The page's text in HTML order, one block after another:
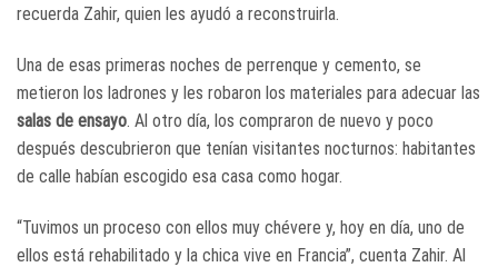
recuerda Zahir, quien les ayudó a reconstruirla.
Una de esas primeras noches de perrenque y cemento, se
metieron los ladrones y les robaron los materiales para adecuar las
salas de ensayo. Al otro día, los compraron de nuevo y poco
después descubrieron que tenían visitantes nocturnos: habitantes
de calle habían escogido esa casa como hogar.
“Tuvimos un proceso con ellos muy chévere y, hoy en día, uno de
ellos está rehabilitado y la chica vive en Francia”, cuenta Zahir. Al